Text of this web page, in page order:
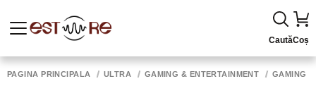
CautăCoș
PAGINA PRINCIPALĂ ULTRA GAMING & ENTERTAINMENT GAMING